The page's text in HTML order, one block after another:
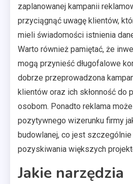
zaplanowanej kampanii
przyciągnąć uwagę klientów,
mieli świadomości istnienia
Warto również pamiętać, że
mogą przynieść długofalowe
dobrze przeprowadzona
klientów oraz ich skłonność do
osobom. Ponadto reklama
pozytywnego wizerunku firmy
budowlanej, co jest
pozyskiwania większych
Jakie narzędzia